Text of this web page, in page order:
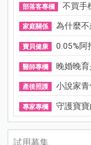
部落客專欄 不買手
家庭關係 為什麼
寶貝健康 0.05%阿
醫師專欄 晚婚晚
產後照護 小說家
專家專欄 守護寶
試用募集